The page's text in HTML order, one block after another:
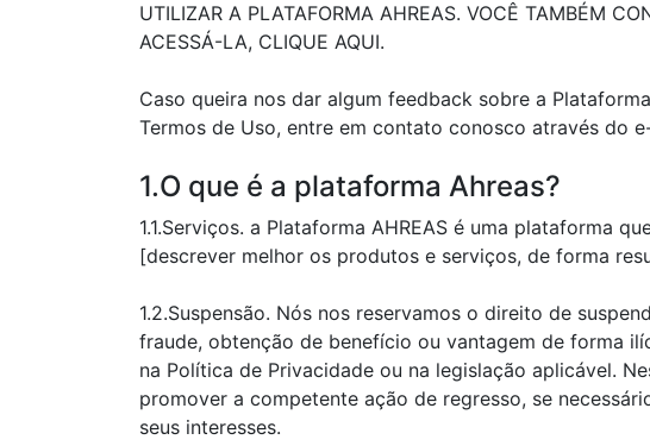
UTILIZAR A PLATAFORMA AHREAS. VOCÊ TAMBÉM
ACESSÁ-LA, CLIQUE AQUI.
Caso queira nos dar algum feedback sobre a
Termos de Uso, entre em contato conosco através do
1.O que é a plataforma Ahreas?
1.1.Serviços. a Plataforma AHREAS é uma plataforma
[descrever melhor os produtos e serviços, de forma
1.2.Suspensão. Nós nos reservamos o direito de
fraude, obtenção de benefício ou vantagem de forma
na Política de Privacidade ou na legislação aplicável.
promover a competente ação de regresso, se
seus interesses.